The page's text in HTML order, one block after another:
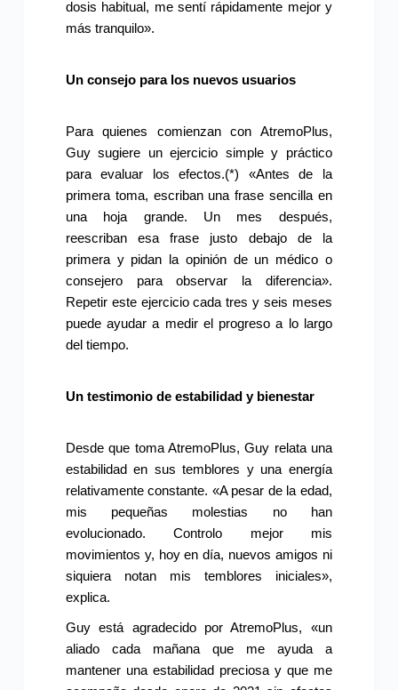
dosis habitual, me sentí rápidamente mejor y
más tranquilo».
Un consejo para los nuevos usuarios
Para quienes comienzan con AtremoPlus,
Guy sugiere un ejercicio simple y práctico
para evaluar los efectos.(*) «Antes de la
primera toma, escriban una frase sencilla en
una hoja grande. Un mes después,
reescriban esa frase justo debajo de la
primera y pidan la opinión de un médico o
consejero para observar la diferencia».
Repetir este ejercicio cada tres y seis meses
puede ayudar a medir el progreso a lo largo
del tiempo.
Un testimonio de estabilidad y bienestar
Desde que toma AtremoPlus, Guy relata una
estabilidad en sus temblores y una energía
relativamente constante. «A pesar de la edad,
mis pequeñas molestias no han
evolucionado. Controlo mejor mis
movimientos y, hoy en día, nuevos amigos ni
siquiera notan mis temblores iniciales»,
explica.
Guy está agradecido por AtremoPlus, «un
aliado cada mañana que me ayuda a
mantener una estabilidad preciosa y que me